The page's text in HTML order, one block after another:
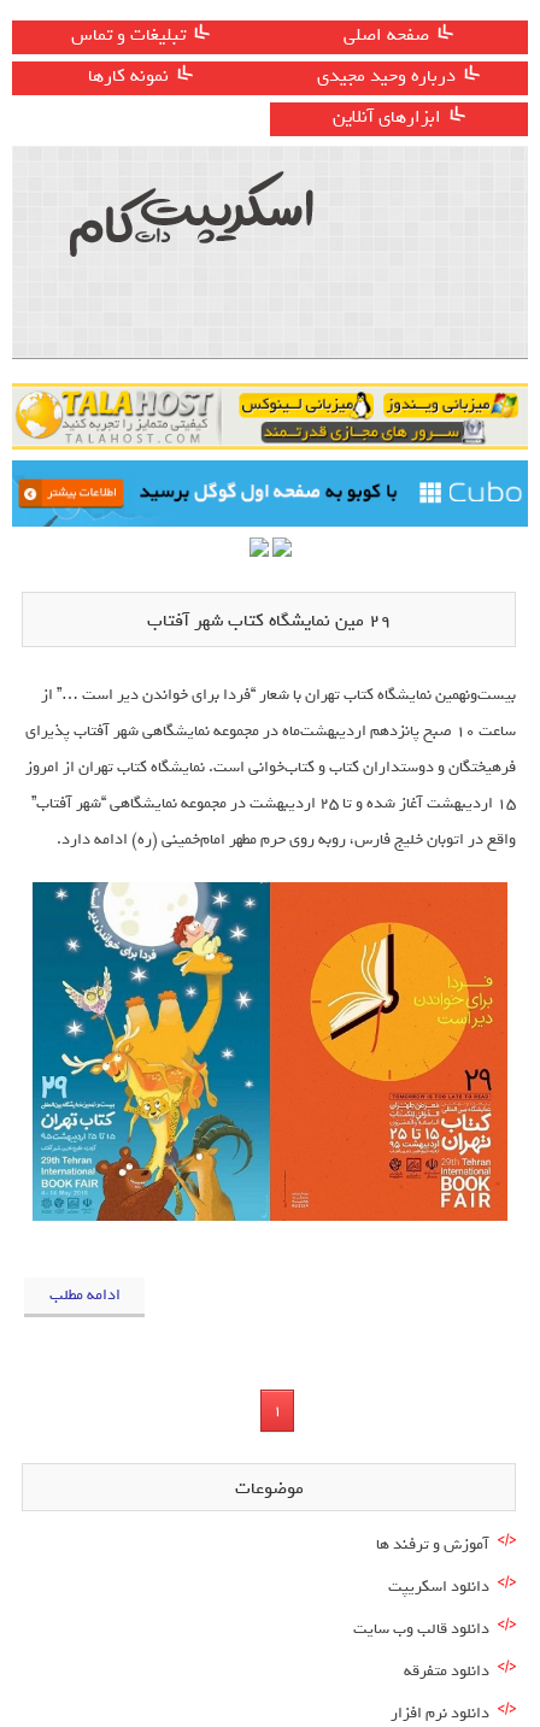
صفحه اصلی
تبلیغات و تماس
درباره وحید مجیدی
نمونه کارها
ابزارهای آنلاین
29 مین نمایشگاه کتاب شهر آفتاب
بیست‌و‌نهمین نمایشگاه کتاب تهران با شعار “فردا برای خواندن دیر است …” از
ساعت 10 صبح پانزدهم اردیبهشت‌ماه در مجموعه نمایشگاهی شهر آفتاب پذیرای
فرهیختگان و دوستداران کتاب و کتاب‌‌خوانی است. نمایشگاه کتاب تهران از امروز
15 اردیبهشت آغاز شده و تا 25 اردیبهشت در مجموعه نمایشگاهی “شهر آفتاب”
واقع در اتوبان خلیج فارس، روبه روی حرم مطهر امام‌خمینی (ره) ادامه دارد.
ادامه مطلب
1
موضوعات
آموزش و ترفند ها
دانلود اسکریپت
دانلود قالب وب سایت
دانلود متفرقه
دانلود نرم افزار